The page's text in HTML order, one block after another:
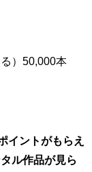
）50,000本
イントがもらえ
ル作品が見ら